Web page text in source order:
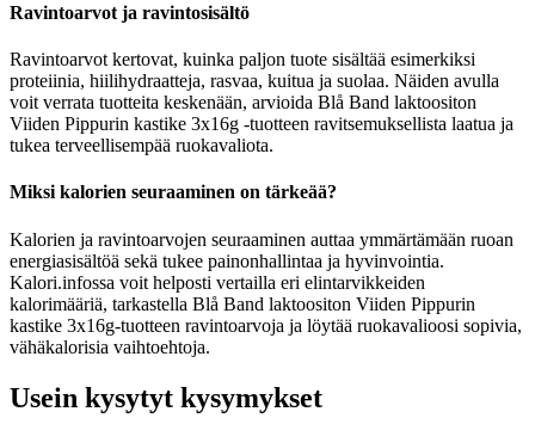
Ravintoarvot ja ravintosisältö
Ravintoarvot kertovat, kuinka paljon tuote sisältää esimerkiksi
proteiinia, hiilihydraatteja, rasvaa, kuitua ja suolaa. Näiden avulla
voit verrata tuotteita keskenään, arvioida Blå Band laktoositon
Viiden Pippurin kastike 3x16g -tuotteen ravitsemuksellista laatua ja
tukea terveellisempää ruokavaliota.
Miksi kalorien seuraaminen on tärkeää?
Kalorien ja ravintoarvojen seuraaminen auttaa ymmärtämään ruoan
energiasisältöä sekä tukee painonhallintaa ja hyvinvointia.
Kalori.infossa voit helposti vertailla eri elintarvikkeiden
kalorimääriä, tarkastella Blå Band laktoositon Viiden Pippurin
kastike 3x16g-tuotteen ravintoarvoja ja löytää ruokavalioosi sopivia,
vähäkalorisia vaihtoehtoja.
Usein kysytyt kysymykset